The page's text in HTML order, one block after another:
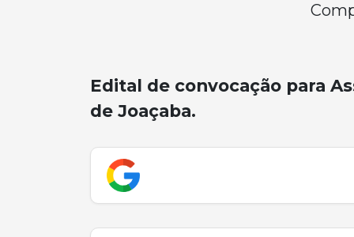
Edital de convocação para
de Joaçaba.